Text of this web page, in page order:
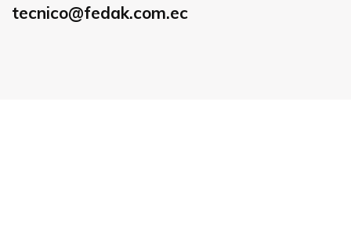
tecnico@fedak.com.ec